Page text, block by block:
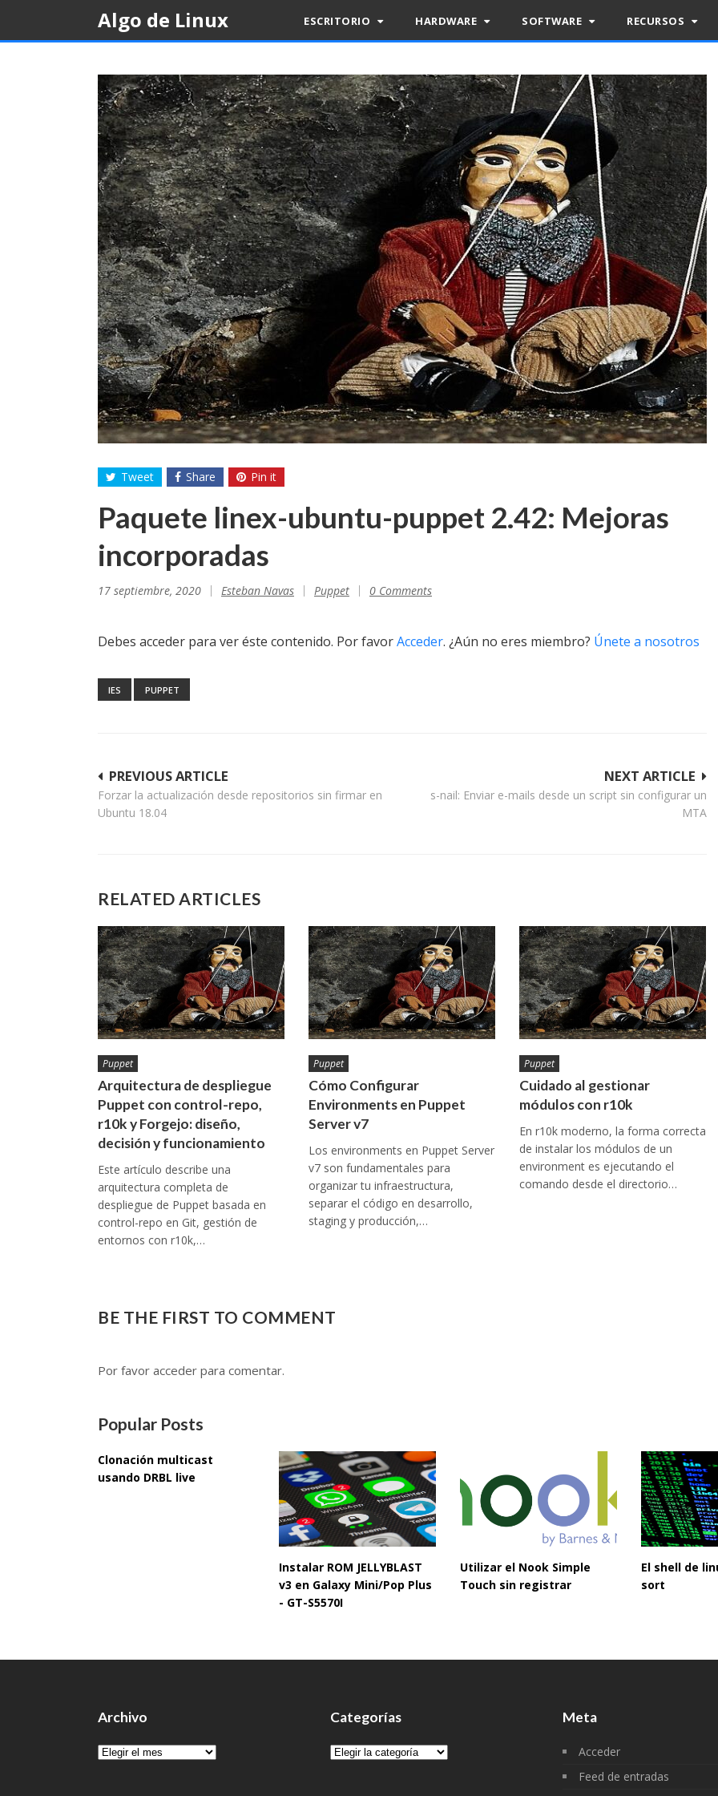
content
Algo de Linux ESCRITORIO HARDWARE SOFTWARE RECURSOS
Tweet Share Pin it
Paquete linex-ubuntu-puppet 2.42: Mejoras
incorporadas
17 septiembre, 2020 Esteban Navas Puppet 0 Comments
Debes acceder para ver éste contenido. Por favorAcceder. ¿Aún no eres miembro? Únete a nosotros
IES PUPPET
Navegación
de
NEXT ARTICLE
s-nail: Enviar e-mails desde un script sin configurar un
MTA
PREVIOUS ARTICLE
Forzar la actualización desde repositorios sin firmar en
Ubuntu 18.04
RELATED ARTICLES
Puppet
Arquitectura de despliegue
Puppet con control-repo,
r10k y Forgejo: diseño,
decisión y funcionamiento
Este artículo describe una
arquitectura completa de
despliegue de Puppet basada en
control-repo en Git, gestión de
entornos con r10k,…
Puppet
Cómo Configurar
Environments en Puppet
Server v7
Los environments en Puppet Server
v7 son fundamentales para
organizar tu infraestructura,
separar el código en desarrollo,
staging y producción,…
Puppet
Cuidado al gestionar
módulos con r10k
En r10k moderno, la forma correcta
de instalar los módulos de un
environment es ejecutando el
comando desde el directorio…
BE THE FIRST TO COMMENT
Por favor acceder para comentar.
Popular Posts
Clonación multicast
usando DRBL live
Instalar ROM JELLYBLAST
v3 en Galaxy Mini/Pop Plus
- GT-S5570I
Utilizar el Nook Simple
Touch sin registrar
El shell de
sort
Archivo
Archivo
Categorías
Categorías
Meta
Acceder
Feed de entradas